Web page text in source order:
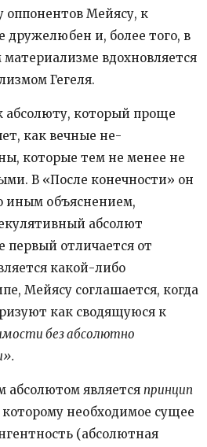
оппонентов Мейясу, к
дружелюбен и, более того, в
вдохновляется
Гегеля.
абсолюту, который проще
как вечные не-
которые тем не менее не
В «После конечности» он
иным объяснением,
абсолют
первый отличается от
какой-либо
Мейясу соглашается, когда
как сводящуюся к
без абсолютно
является принцип
которому необходимое сущее
(абсолютная